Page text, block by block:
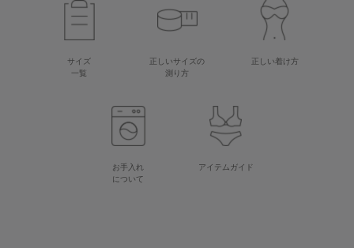
サイズ
一覧
正しいサイズの
測り方
正しい着け方
お手入れ
について
アイテムガイド